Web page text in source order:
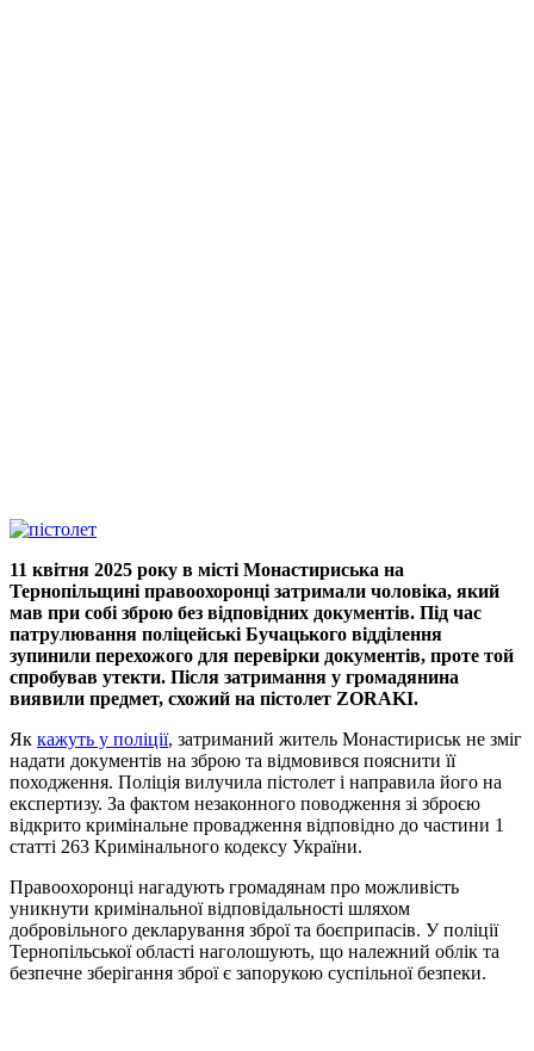
11 квітня 2025 року в місті Монастириська на
Тернопільщині правоохоронці затримали чоловіка, який
мав при собі зброю без відповідних документів. Під час
патрулювання поліцейські Бучацького відділення
зупинили перехожого для перевірки документів, проте той
спробував утекти. Після затримання у громадянина
виявили предмет, схожий на пістолет ZORAKI.
Як кажуть у поліції, затриманий житель Монастириськ не зміг
надати документів на зброю та відмовився пояснити її
походження. Поліція вилучила пістолет і направила його на
експертизу. За фактом незаконного поводження зі зброєю
відкрито кримінальне провадження відповідно до частини 1
статті 263 Кримінального кодексу України.
Правоохоронці нагадують громадянам про можливість
уникнути кримінальної відповідальності шляхом
добровільного декларування зброї та боєприпасів. У поліції
Тернопільської області наголошують, що належний облік та
безпечне зберігання зброї є запорукою суспільної безпеки.